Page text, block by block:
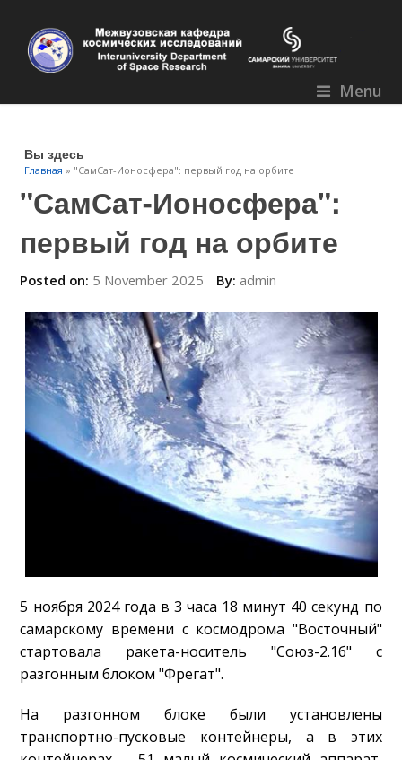
Menu
Вы здесь
Главная » "СамСат-Ионосфера": первый год на орбите
"СамСат-Ионосфера":
первый год на орбите
Posted on: 5 November 2025 By: admin
5 ноября 2024 года в 3 часа 18 минут 40 секунд по
самарскому времени с космодрома "Восточный"
стартовала ракета-носитель "Союз-2.1б" с
разгонным блоком "Фрегат".
На разгонном блоке были установлены
транспортно-пусковые контейнеры, а в этих